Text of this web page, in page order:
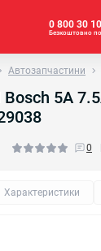
0 800 30
Безкоштовно по
Автозапчастини
5A
0
Характеристики